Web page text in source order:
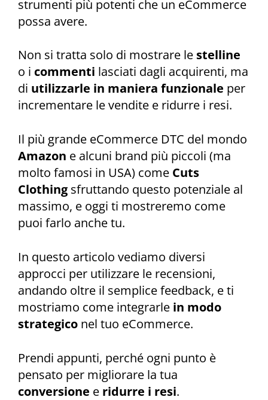
strumenti più potenti che un eCommerce
possa avere.
Non si tratta solo di mostrare le stelline
o i commenti lasciati dagli acquirenti, ma
di utilizzarle in maniera funzionale per
incrementare le vendite e ridurre i resi.
Il più grande eCommerce DTC del mondo
Amazon e alcuni brand più piccoli (ma
molto famosi in USA) come Cuts
Clothing sfruttando questo potenziale al
massimo, e oggi ti mostreremo come
puoi farlo anche tu.
In questo articolo vediamo diversi
approcci per utilizzare le recensioni,
andando oltre il semplice feedback, e ti
mostriamo come integrarle in modo
strategico nel tuo eCommerce.
Prendi appunti, perché ogni punto è
pensato per migliorare la tua
conversione e ridurre i resi.